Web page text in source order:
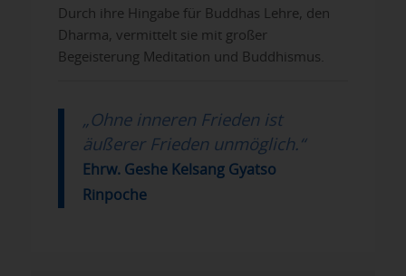
Durch ihre Hingabe für Buddhas Lehre, den
Dharma, vermittelt sie mit großer
Begeisterung Meditation und Buddhismus.
„Ohne inneren Frieden ist
äußerer Frieden unmöglich.“
Ehrw. Geshe Kelsang Gyatso
Rinpoche